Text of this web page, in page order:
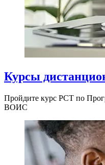
Курсы
Пройдите курс PCT по
ВОИС